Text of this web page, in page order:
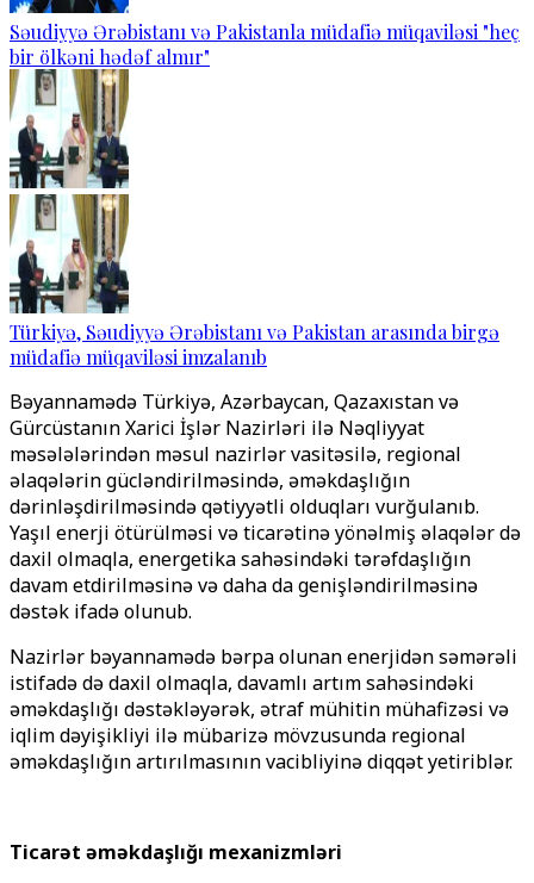
Səudiyyə Ərəbistanı və Pakistanla müdafiə müqaviləsi "heç
bir ölkəni hədəf almır"
Türkiyə, Səudiyyə Ərəbistanı və Pakistan arasında birgə
müdafiə müqaviləsi imzalanıb
Bəyannamədə Türkiyə, Azərbaycan, Qazaxıstan və
Gürcüstanın Xarici İşlər Nazirləri ilə Nəqliyyat
məsələlərindən məsul nazirlər vasitəsilə, regional
əlaqələrin gücləndirilməsində, əməkdaşlığın
dərinləşdirilməsində qətiyyətli olduqları vurğulanıb.
Yaşıl enerji ötürülməsi və ticarətinə yönəlmiş əlaqələr də
daxil olmaqla, energetika sahəsindəki tərəfdaşlığın
davam etdirilməsinə və daha da genişləndirilməsinə
dəstək ifadə olunub.
Nazirlər bəyannamədə bərpa olunan enerjidən səmərəli
istifadə də daxil olmaqla, davamlı artım sahəsindəki
əməkdaşlığı dəstəkləyərək, ətraf mühitin mühafizəsi və
iqlim dəyişikliyi ilə mübarizə mövzusunda regional
əməkdaşlığın artırılmasının vacibliyinə diqqət yetiriblər.
Ticarət əməkdaşlığı mexanizmləri